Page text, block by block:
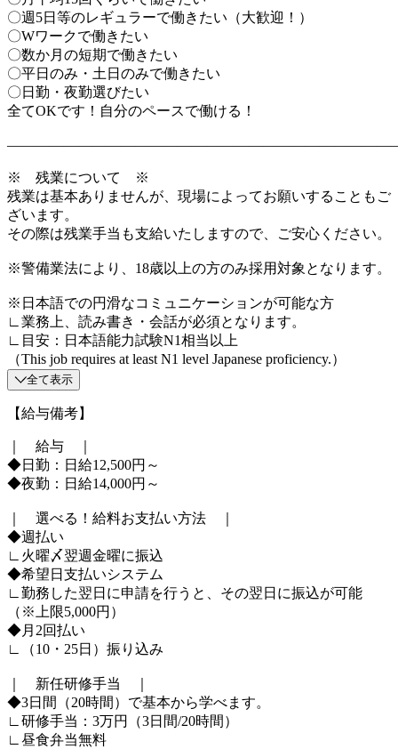
〇週5日等のレギュラーで働きたい（大歓迎！）
〇Wワークで働きたい
〇数か月の短期で働きたい
〇平日のみ・土日のみで働きたい
〇日勤・夜勤選びたい
全てOKです！自分のペースで働ける！
※ 残業について ※
残業は基本ありませんが、現場によってお願いすることもご
ざいます。
その際は残業手当も支給いたしますので、ご安心ください。
※警備業法により、18歳以上の方のみ採用対象となります。
※日本語での円滑なコミュニケーションが可能な方
∟業務上、読み書き・会話が必須となります。
∟目安：日本語能力試験N1相当以上
（This job requires at least N1 level Japanese proficiency.）
全て表示
【給与備考】
｜ 給与 ｜
◆日勤：日給12,500円～
◆夜勤：日給14,000円～
｜ 選べる！給料お支払い方法 ｜
◆週払い
∟火曜〆翌週金曜に振込
◆希望日支払いシステム
∟勤務した翌日に申請を行うと、その翌日に振込が可能
（※上限5,000円）
◆月2回払い
∟（10・25日）振り込み
｜ 新任研修手当 ｜
◆3日間（20時間）で基本から学べます。
∟研修手当：3万円（3日間/20時間）
∟昼食弁当無料